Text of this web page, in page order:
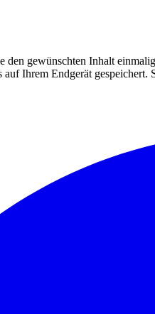
den gewünschten Inhalt
Ihrem Endgerät